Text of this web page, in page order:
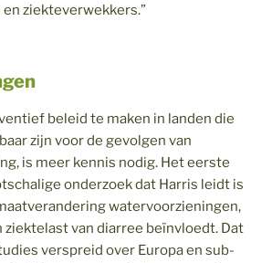
ziekteverwekkers.”
beleid te maken in landen die
zijn voor de gevolgen van
is meer kennis nodig. Het eerste
onderzoek dat Harris leidt is
watervoorzieningen,
van diarree beïnvloedt. Dat
verspreid over Europa en sub-